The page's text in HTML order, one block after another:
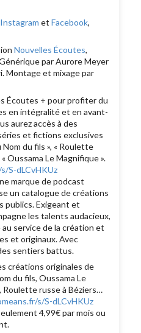
Instagram etFacebook,
Nouvelles Écoutes,
par Aurore Meyer
Montage et mixage par
Écoutes + pour profiter du
en intégralité et en avant-
aurez accès à des
et fictions exclusives
du fils », « Roulette
Oussama Le Magnifique ».
S-dLCvHKUz
marque de podcast
un catalogue de créations
publics. Exigeant et
les talents audacieux,
service de la création et
et originaux. Avec
sentiers battus.
créations originales de
du fils, Oussama Le
Roulette russe à Béziers…
s/S-dLCvHKUz
4,99€ par mois ou